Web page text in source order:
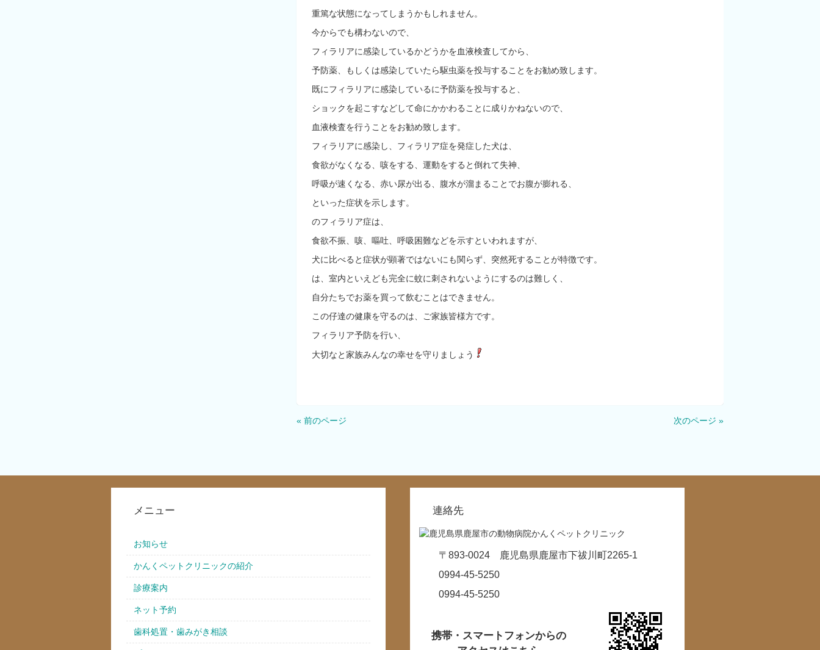
重篤な状態になってしまうかもしれません。
今からでも構わないので、
フィラリアに感染しているかどうかを血液検査してから、
予防薬、もしくは感染していたら駆虫薬を投与することをお勧め致します。
既にフィラリアに感染しているに予防薬を投与すると、
ショックを起こすなどして命にかかわることに成りかねないので、
血液検査を行うことをお勧め致します。
フィラリアに感染し、フィラリア症を発症した犬は、
食欲がなくなる、咳をする、運動をすると倒れて失神、
呼吸が速くなる、赤い尿が出る、腹水が溜まることでお腹が膨れる、
といった症状を示します。
のフィラリア症は、
食欲不振、咳、嘔吐、呼吸困難などを示すといわれますが、
犬に比べると症状が顕著ではないにも関らず、突然死することが特徴です。
は、室内といえども完全に蚊に刺されないようにするのは難しく、
自分たちでお薬を買って飲むことはできません。
この仔達の健康を守るのは、ご家族皆様方です。
フィラリア予防を行い、
大切なと家族みんなの幸せを守りましょう
« 前のページ 次のページ »
メニュー
お知らせ
かんくペットクリニックの紹介
診療案内
ネット予約
歯科処置・歯みがき相談
連絡先
〒893-0024 鹿児島県鹿屋市下祓川町2265-1
0994-45-5250
0994-45-5250
携帯・スマートフォンからの